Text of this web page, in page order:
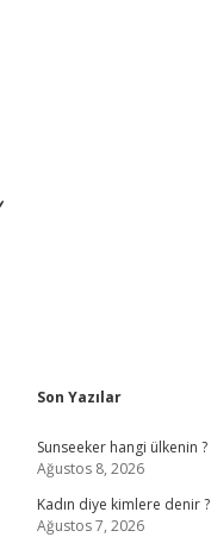
Sidebar
Son Yazılar
Sunseeker hangi ülkenin ?
Ağustos 8, 2026
Kadın diye kimlere denir ?
Ağustos 7, 2026